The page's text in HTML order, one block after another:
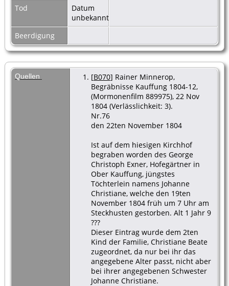
Tod
Datum
unbekannt
Beerdigung
Quellen [B070] Rainer Minnerop,
Begräbnisse Kauffung 1804-12,
(Mormonenfilm 889975), 22 Nov
1804 (Verlässlichkeit: 3).
Nr.76
den 22ten November 1804
Ist auf dem hiesigen Kirchhof
begraben worden des George
Christoph Exner, Hofegärtner in
Ober Kauffung, jüngstes
Töchterlein namens Johanne
Christiane, welche den 19ten
November 1804 früh um 7 Uhr am
Steckhusten gestorben. Alt 1 Jahr 9
???
Dieser Eintrag wurde dem 2ten
Kind der Familie, Christiane Beate
zugeordnet, da nur bei ihr das
angegebene Alter passt, nicht aber
bei ihrer angegebenen Schwester
Johanne Christiane.